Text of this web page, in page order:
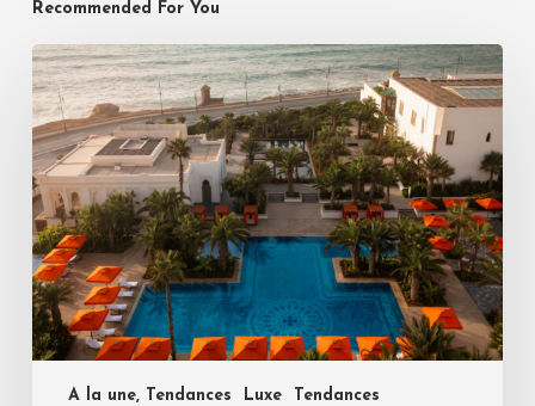
Recommended For You
A la une, Tendances Luxe Tendances